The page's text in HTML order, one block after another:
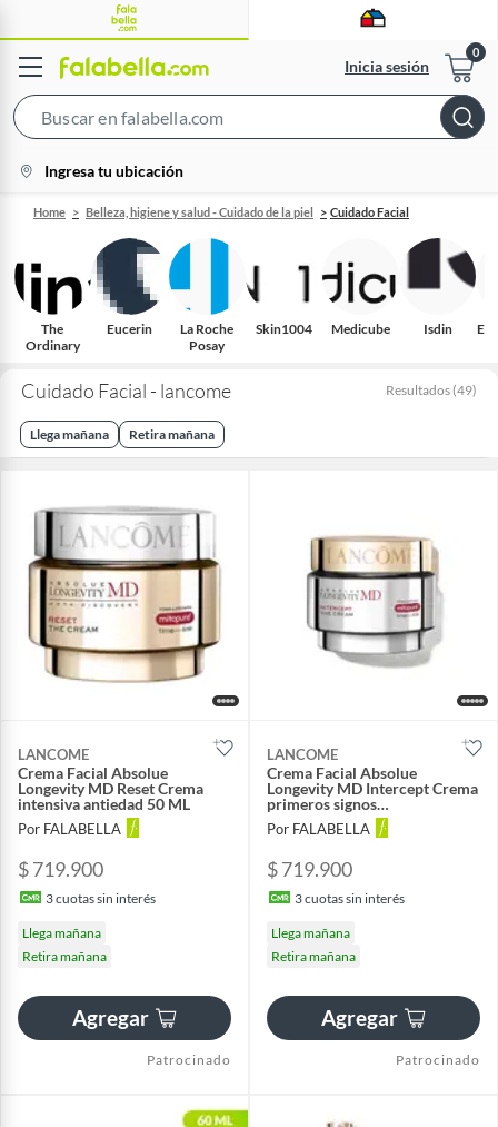
Inicia sesión
Bar
location-
icon
Ingresa tu ubicación
Home Belleza, higiene y salud - Cuidado de la piel Cuidado Facial
The
Ordinary
Eucerin
La Roche
Posay
Skin1004 Medicube Isdin
Cuidado Facial - lancome Resultados (49)
Llega mañana Retira mañana
LANCOME
Crema Facial Absolue
Longevity MD Reset Crema
intensiva antiedad 50 ML
Por FALABELLA
$ 719.900
3cuotas sin interés
Llega mañana
Retira mañana
Agregar
Patrocinado
LANCOME
Crema Facial Absolue
Longevity MD Intercept Crema
primeros signos
envejecimiento 50 ML
Por FALABELLA
$ 719.900
3cuotas sin interés
Llega mañana
Retira mañana
Agregar
Patrocinado